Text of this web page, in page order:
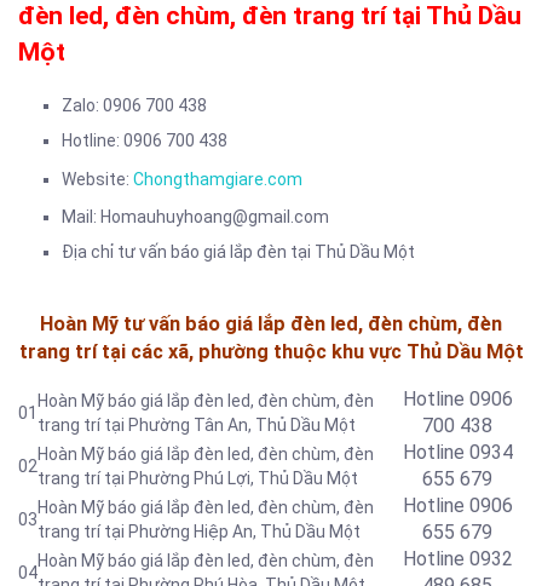
đèn led, đèn chùm, đèn trang trí tại Thủ Dầu
Một
Zalo: 0906 700 438
Hotline: 0906 700 438
Website: Chongthamgiare.com
Mail: Homauhuyhoang@gmail.com
Địa chỉ tư vấn báo giá lắp đèn tại Thủ Dầu Một
Hoàn Mỹ tư vấn báo giá lắp đèn led, đèn chùm, đèn
trang trí tại các xã, phường thuộc khu vực Thủ Dầu Một
01
Hoàn Mỹ báo giá lắp đèn led, đèn chùm, đèn
trang trí tại Phường Tân An, Thủ Dầu Một
Hotline 0906
700 438
02
Hoàn Mỹ báo giá lắp đèn led, đèn chùm, đèn
trang trí tại Phường Phú Lợi, Thủ Dầu Một
Hotline 0934
655 679
03
Hoàn Mỹ báo giá lắp đèn led, đèn chùm, đèn
trang trí tại Phường Hiệp An, Thủ Dầu Một
Hotline 0906
655 679
04
Hoàn Mỹ báo giá lắp đèn led, đèn chùm, đèn
Hotline 0932